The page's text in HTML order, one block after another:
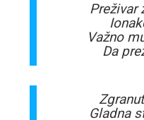
Preživar
Važno
Da
Gladna